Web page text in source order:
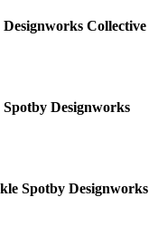
Designworks Collective
Spotby Designworks
Spotby Designworks